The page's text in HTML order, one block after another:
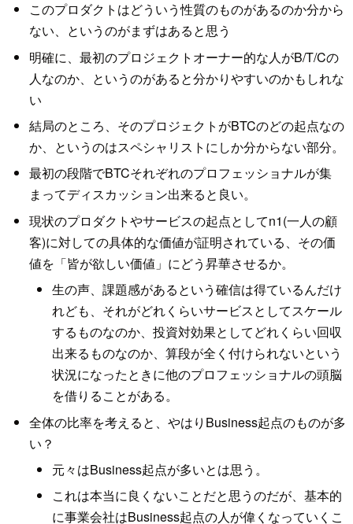
このプロダクトはどういう性質のものがあるのか分から
ない、というのがまずはあると思う
明確に、最初のプロジェクトオーナー的な人がB/T/Cの
人なのか、というのがあると分かりやすいのかもしれな
い
結局のところ、そのプロジェクトがBTCのどの起点なの
か、というのはスペシャリストにしか分からない部分。
最初の段階でBTCそれぞれのプロフェッショナルが集
まってディスカッション出来ると良い。
現状のプロダクトやサービスの起点としてn1(一人の顧
客)に対しての具体的な価値が証明されている、その価
値を「皆が欲しい価値」にどう昇華させるか。
生の声、課題感があるという確信は得ているんだけ
れども、それがどれくらいサービスとしてスケール
するものなのか、投資対効果としてどれくらい回収
出来るものなのか、算段が全く付けられないという
状況になったときに他のプロフェッショナルの頭脳
を借りることがある。
全体の比率を考えると、やはりBusiness起点のものが多
い？
元々はBusiness起点が多いとは思う。
これは本当に良くないことだと思うのだが、基本的
に事業会社はBusiness起点の人が偉くなっていくこ